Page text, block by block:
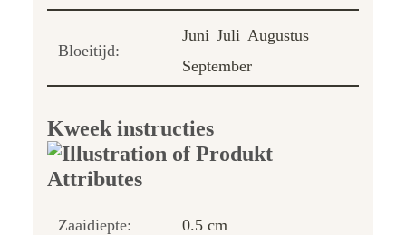
Bloeitijd:
Juni Juli Augustus
September
Kweek instructies
Zaaidiepte: 0.5 cm